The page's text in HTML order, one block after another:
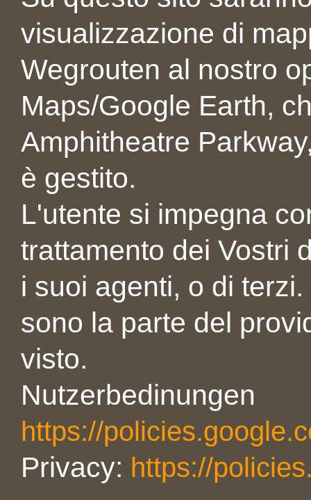
visualizzazione di
Wegrouten al nostro
Maps/Google Earth,
Amphitheatre
è gestito.
L'utente si impegna
trattamento dei Vostri
i suoi agenti, o di
sono la parte del
visto.
Nutzerbedinungen
https://
Privacy: https://